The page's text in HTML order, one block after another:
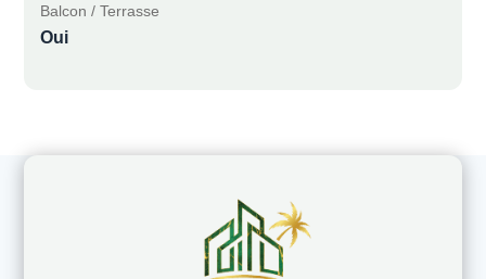
Balcon / Terrasse
Oui